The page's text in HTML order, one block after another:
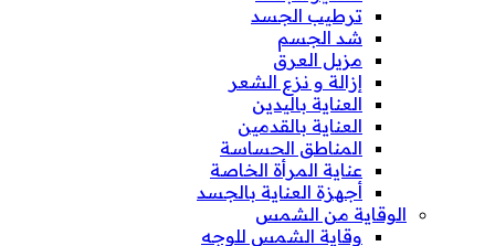
ترطيب الجسد
شد الجسم
مزيل العرق
إزالة و نزع الشعر
العناية باليدين
العناية بالقدمين
المناطق الحساسة
عناية المرأة الخاصة
أجهزة العناية بالجسد
الوقاية من الشمس
وقاية الشمس للوجه